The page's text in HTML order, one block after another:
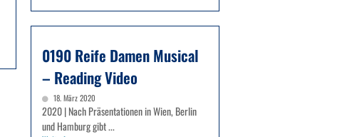
0190 Reife Damen Musical
– Reading Video
18. März 2020
2020 | Nach Präsentationen in Wien, Berlin
und Hamburg gibt ...